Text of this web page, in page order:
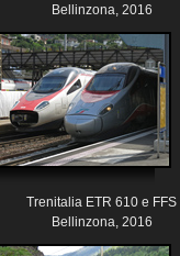
Bellinzona, 2016
Trenitalia ETR 610 e FFS
Bellinzona, 2016